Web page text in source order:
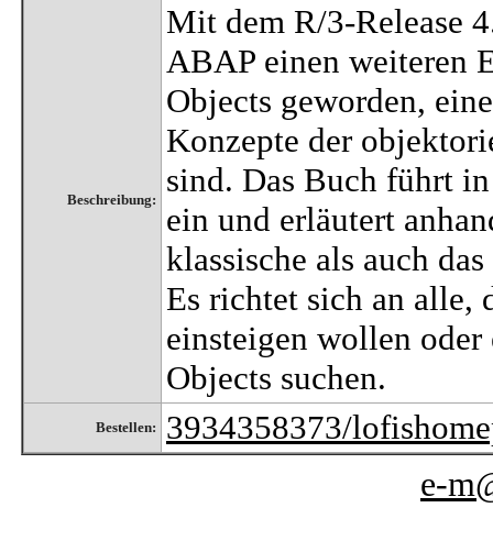
Beschreibung:
Mit dem R/3-Release
ABAP einen weiteren
Objects geworden,
Konzepte der
sind. Das Buch führt
ein und erläutert
klassische als auch
Es richtet sich an alle,
einsteigen wollen
Objects suchen.
Bestellen:
3934358373/
e-